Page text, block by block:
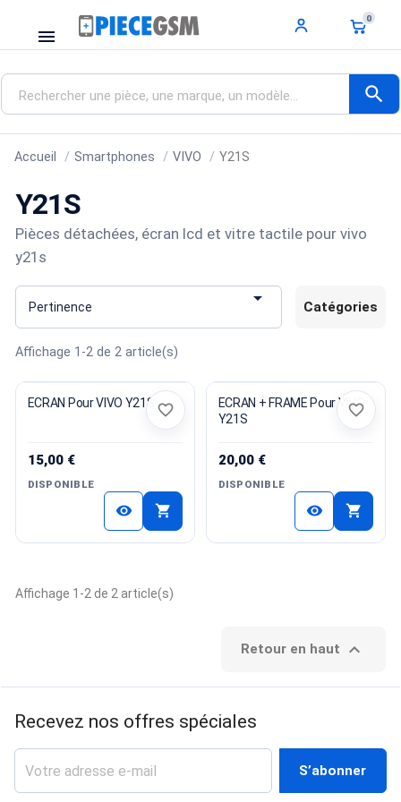
menu
0
search
Accueil Smartphones VIVO Y21S
Y21S
Pièces détachées, écran lcd et vitre tactile pour vivo
y21s
Pertinence  Catégories
Affichage 1-2 de 2 article(s)
ECRAN Pour VIVO Y21S
15,00 €
DISPONIBLE
visibility shopping_cart
favorite_border
ECRAN + FRAME Pour VIVO
Y21S
20,00 €
DISPONIBLE
visibility shopping_cart
favorite_border
Affichage 1-2 de 2 article(s)
Retour en haut 
Recevez nos offres spéciales